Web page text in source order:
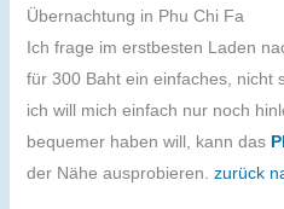
Übernachtung in Phu Chi Fa
Ich frage im erstbesten Laden
für 300 Baht ein einfaches, nicht
ich will mich einfach nur noch
bequemer haben will, kann das
der Nähe ausprobieren. zurück